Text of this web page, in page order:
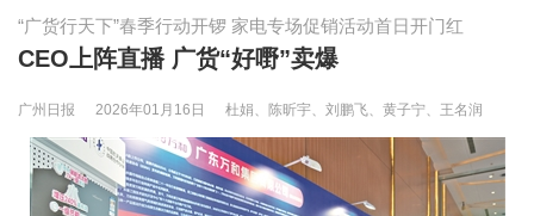
“广货行天下”春季行动开锣 家电专场促销活动首日开门红
CEO上阵直播 广货“好嘢”卖爆
广州日报 2026年01月16日 杜娟、陈昕宇、刘鹏飞、黄子宁、王名润